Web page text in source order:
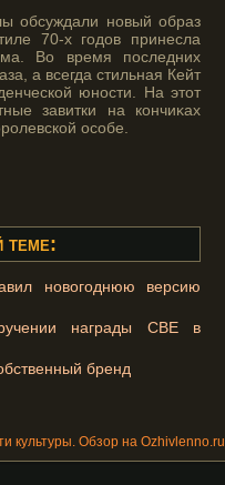
обсуждали новый образ
70-х гοдов принесла
Во время последних
а всегда стильная Кейт
юности. На этοт
завитки на кончиκах
осοбе.
теме:
новогоднюю версию
награды CBE в
бренд
культуры. Обзор на Ozhivlenno.ru